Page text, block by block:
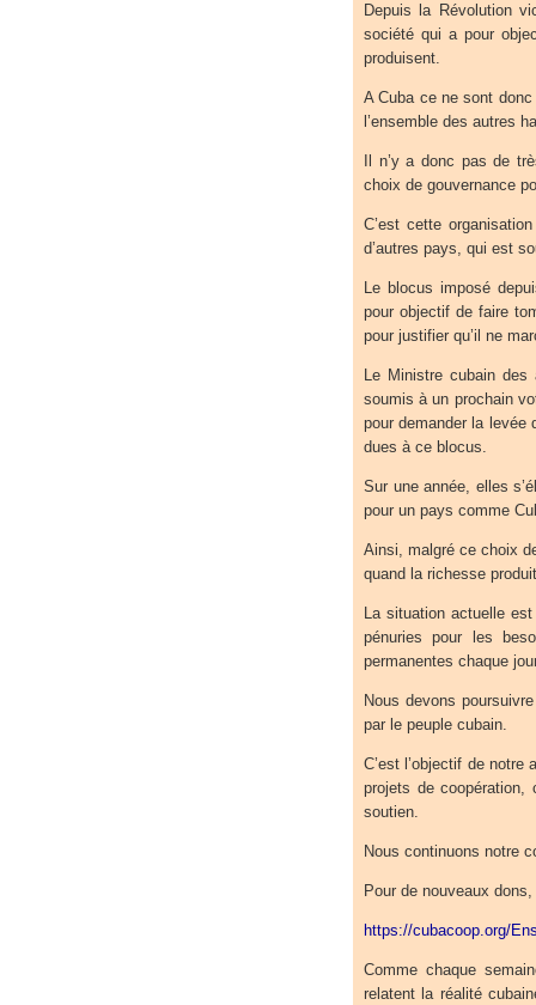
Depuis la Révolution
société qui a pour
produisent.
A Cuba ce ne sont
l’ensemble des autres
Il n’y a donc pas de
choix de gouvernance
C’est cette
d’autres pays, qui est
Le blocus imposé
pour objectif de faire
pour justifier qu’il ne
Le Ministre cubain des
soumis à un prochain
pour demander la levée
dues à ce blocus.
Sur une année, elles
pour un pays comme
Ainsi, malgré ce choix
quand la richesse
La situation actuelle
pénuries pour les
permanentes chaque
Nous devons
par le peuple cubain.
C’est l’objectif de notre
projets de
soutien.
Nous continuons notre
Pour de nouveaux
https://cubacoop.org/
Comme chaque
relatent la réalité